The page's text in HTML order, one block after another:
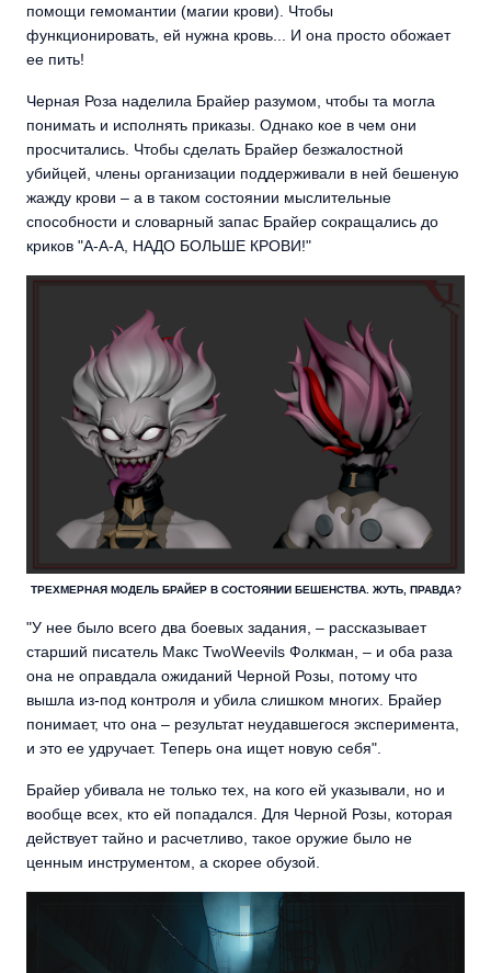
помощи гемомантии (магии крови). Чтобы
функционировать, ей нужна кровь... И она просто обожает
ее пить!
Черная Роза наделила Брайер разумом, чтобы та могла
понимать и исполнять приказы. Однако кое в чем они
просчитались. Чтобы сделать Брайер безжалостной
убийцей, члены организации поддерживали в ней бешеную
жажду крови – а в таком состоянии мыслительные
способности и словарный запас Брайер сокращались до
криков "А-А-А, НАДО БОЛЬШЕ КРОВИ!"
ТРЕХМЕРНАЯ МОДЕЛЬ БРАЙЕР В СОСТОЯНИИ БЕШЕНСТВА. ЖУТЬ, ПРАВДА?
"У нее было всего два боевых задания, – рассказывает
старший писатель Макс TwoWeevils Фолкман, – и оба раза
она не оправдала ожиданий Черной Розы, потому что
вышла из-под контроля и убила слишком многих. Брайер
понимает, что она – результат неудавшегося эксперимента,
и это ее удручает. Теперь она ищет новую себя".
Брайер убивала не только тех, на кого ей указывали, но и
вообще всех, кто ей попадался. Для Черной Розы, которая
действует тайно и расчетливо, такое оружие было не
ценным инструментом, а скорее обузой.